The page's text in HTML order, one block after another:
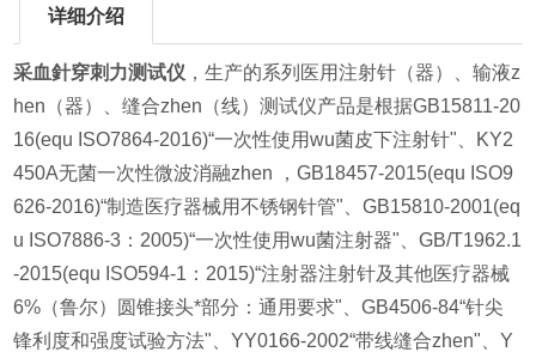
详细介绍
采血針穿刺力测试仪 ，生产的系列医用注射针（器）、输液z
hen（器）、缝合zhen（线）测试仪产品是根据GB15811-20
16(equ ISO7864-2016)“一次性使用wu菌皮下注射针"、KY2
450A无菌一次性微波消融zhen ，GB18457-2015(equ ISO9
626-2016)“制造医疗器械用不锈钢针管"、GB15810-2001(eq
u ISO7886-3：2005)“一次性使用wu菌注射器"、GB/T1962.1
-2015(equ ISO594-1：2015)“注射器注射针及其他医疗器械
6%（鲁尔）圆锥接头*部分：通用要求"、GB4506-84“针尖
锋利度和强度试验方法"、YY0166-2002“带线缝合zhen"、Y